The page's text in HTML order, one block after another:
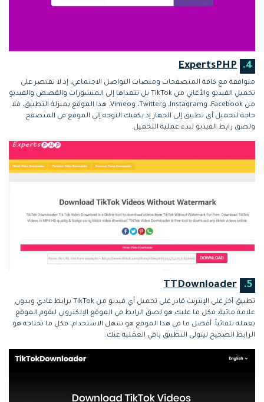
4.
ExpertsPHP
متوافقة مع كافة المتصفحات ومنصات التواصل الاجتماعي، إذ لا تقتصر على
تحميل الفيديو والأغاني من TikTok بل تتعداها إلى المنشورات والقصص والفيديو
من Facebook، وInstagram، وTwitter، وVimeo. هذا الموقع بمنزلة التطبيق، فلا
حاجة لتحميل أي تطبيق إلى الجهاز إذ يكفيك التوجه إلى الموقع في المتصفح
ولصق رابط الفيديو لبدء عملية التحميل.
5.
TTDownloader
تطبيق آخر على الإنترنت قادر على تحميل أي فيديو من TikTok برابط عادي وبدون
علامة مائية، فكل ما عليك هو لصق الرابط في الموقع الإلكتروني ليقوم الموقع
بعمله تلقائياً. أفضل ما في هذا الموقع هو سهل الاستخدام، فكل ما تحتاجه هو
الرابط الصحيح ليتولى التطبيق باقي العملية عنك.